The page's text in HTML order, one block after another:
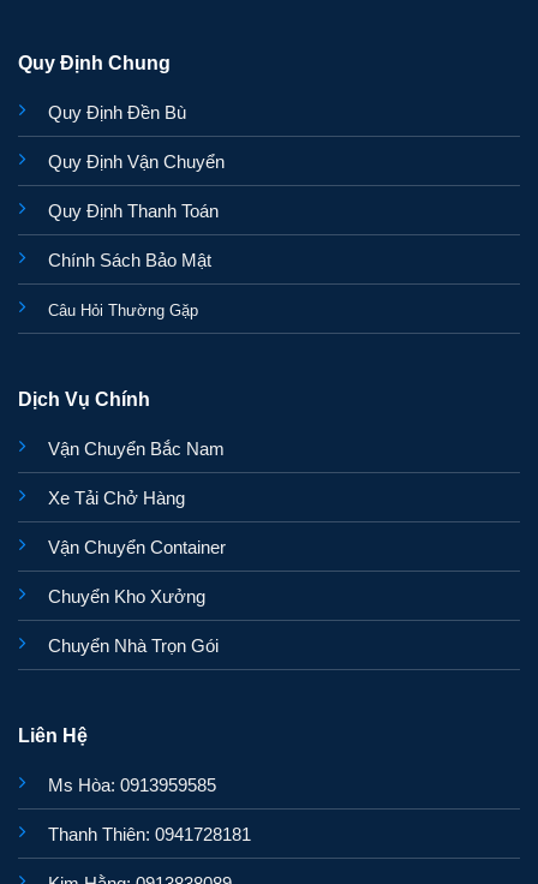
Quy Định Chung
Quy Định Đền Bù
Quy Định Vận Chuyển
Quy Định Thanh Toán
Chính Sách Bảo Mật
Câu Hỏi Thường Gặp
Dịch Vụ Chính
Vận Chuyển Bắc Nam
Xe Tải Chở Hàng
Vận Chuyển Container
Chuyển Kho Xưởng
Chuyển Nhà Trọn Gói
Liên Hệ
Ms Hòa: 0913959585
Thanh Thiên: 0941728181